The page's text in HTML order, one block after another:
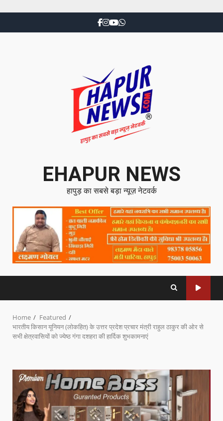
EHAPUR NEWS
हापुड़ का सबसे बड़ा न्यूज़ नेटवर्क
Home
Featured
भारतीय किसान यूनियन (लोकहित) के उत्तर प्रदेश प्रचार मंत्री राहुल ठाकुर की ओर से
सभी क्षेत्रवासियों को ज्येष्ठ गंगा दशहरा की हार्दिक शुभकामनाएं